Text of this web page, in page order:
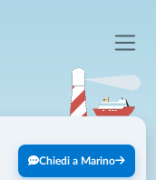
Chiedi a Marino